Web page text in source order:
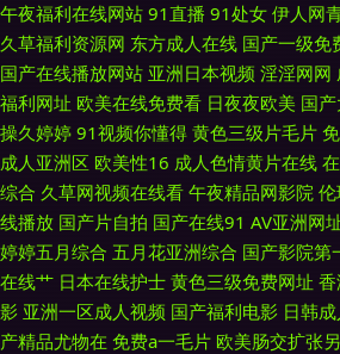
AV网址 国产婷婷五月 91超碰地址 92福利视频
91九色TS丰满伪娘 国产精品人妻在线 影音先锋
月久久伊人 91午夜福利在线观看 久久精品国 91
免费片 91精品尤物麻豆 人人操人人爱av 91网址
欧美性交A∨ 91岁成人观看的片 久草cn 影音先
看 91视频在线观看免费观看 91草大妈 韩国伦理
午夜福利在线网站 91直播 91处女 伊人网
久草福利资源网 东方成人在线 国产一级免
国产在线播放网站 亚洲日本视频 淫淫网网
福利网址 欧美在线免费看 日夜夜欧美 国
操久婷婷 91视频你懂得 黄色三级片毛片
成人亚洲区 欧美性16 成人色情黄片在线
综合 久草网视频在线看 午夜精品网影院
线播放 国产片自拍 国产在线91 AV亚洲网
婷婷五月综合 五月花亚洲综合 国产影院第
在线艹 日本在线护士 黄色三级免费网址
影 亚洲一区成人视频 国产福利电影 日韩
产精品尤物在 免费a一毛片 欧美肠交扩张